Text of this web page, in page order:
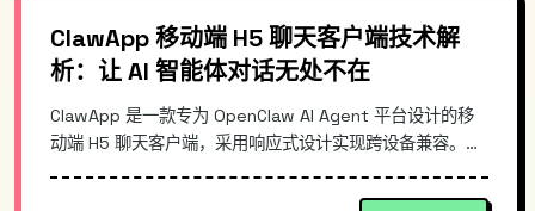
ClawApp 移动端 H5 聊天客户端技术解
析：让 AI 智能体对话无处不在
ClawApp 是一款专为 OpenClaw AI Agent 平台设计的移
动端 H5 聊天客户端，采用响应式设计实现跨设备兼容。通
出，提供流畅的移动端对话体验。本文深入解析其技术架